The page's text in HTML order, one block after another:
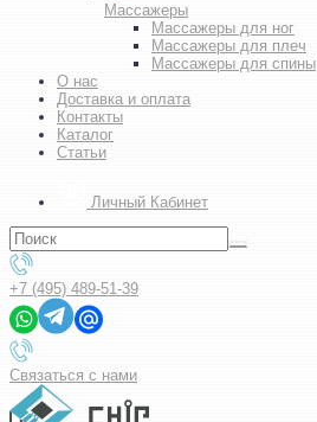
Массажеры
Массажеры для ног
Массажеры для плеч
Массажеры для спины
О нас
Доставка и оплата
Контакты
Каталог
Статьи
Личный Кабинет
+7 (495) 489-51-39
Связаться с нами